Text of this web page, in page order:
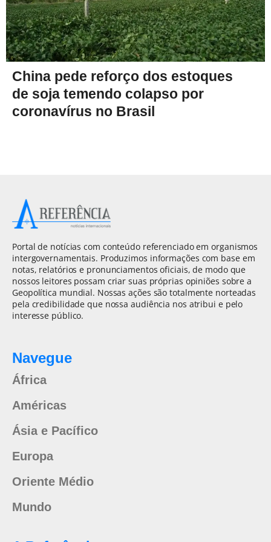
China pede reforço dos estoques
de soja temendo colapso por
coronavírus no Brasil
Portal de notícias com conteúdo referenciado em organismos
intergovernamentais. Produzimos informações com base em
notas, relatórios e pronunciamentos oficiais, de modo que
nossos leitores possam criar suas próprias opiniões sobre a
Geopolítica mundial. Nossas ações são totalmente norteadas
pela credibilidade que nossa audiência nos atribui e pelo
interesse público.
Navegue
África
Américas
Ásia e Pacífico
Europa
Oriente Médio
Mundo